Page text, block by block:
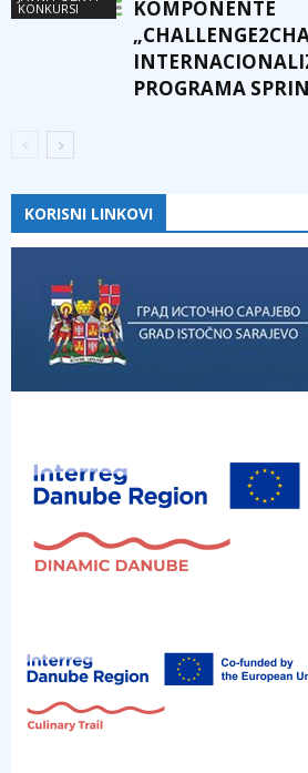
KONKURSI
KOMPONENTE
PROGRAMA
KORISNI LINKOVI